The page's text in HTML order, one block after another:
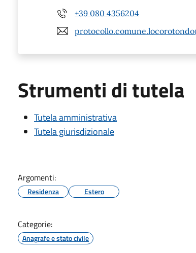
+39 080 4356204
Strumenti di tutela
Tutela amministrativa
Tutela giurisdizionale
Argomenti:
Residenza Estero
Categorie:
Anagrafe e stato civile